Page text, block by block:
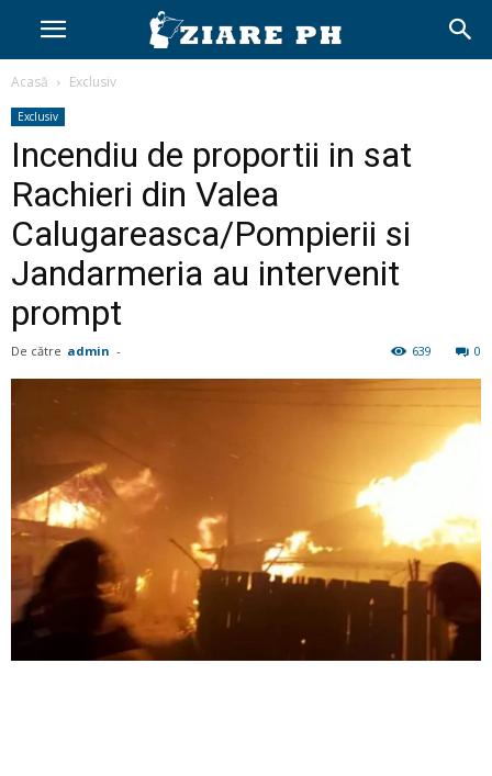
Acasă Exclusiv
Exclusiv
Incendiu de proportii in sat
Rachieri din Valea
Calugareasca/Pompierii si
Jandarmeria au intervenit
prompt
De către admin - 0
639